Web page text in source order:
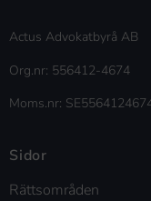
Actus Advokatbyrå AB
Org.nr: 556412-4674
Moms.nr:
Sidor
Rättsområden